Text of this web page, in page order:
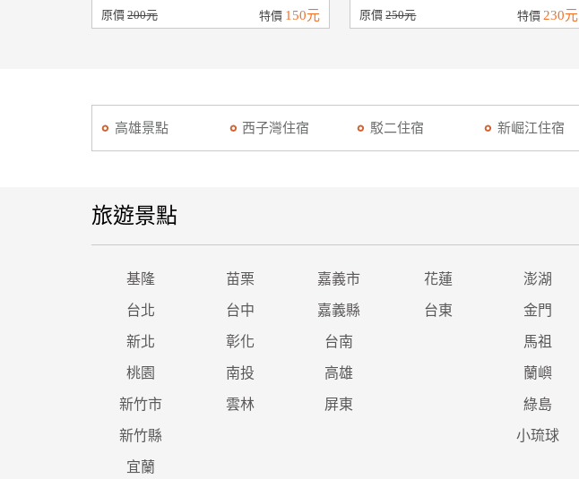
原價 200元 特價 150元 原價250元 特價230元
高雄景點 西子灣住宿 駁二住宿 新崛江住宿
旅遊景點
基隆 苗栗 嘉義市 花蓮 澎湖
台北 台中 嘉義縣 台東 金門
新北 彰化 台南 馬祖
桃園 南投 高雄 蘭嶼
新竹市 雲林 屏東 綠島
新竹縣 小琉球
宜蘭